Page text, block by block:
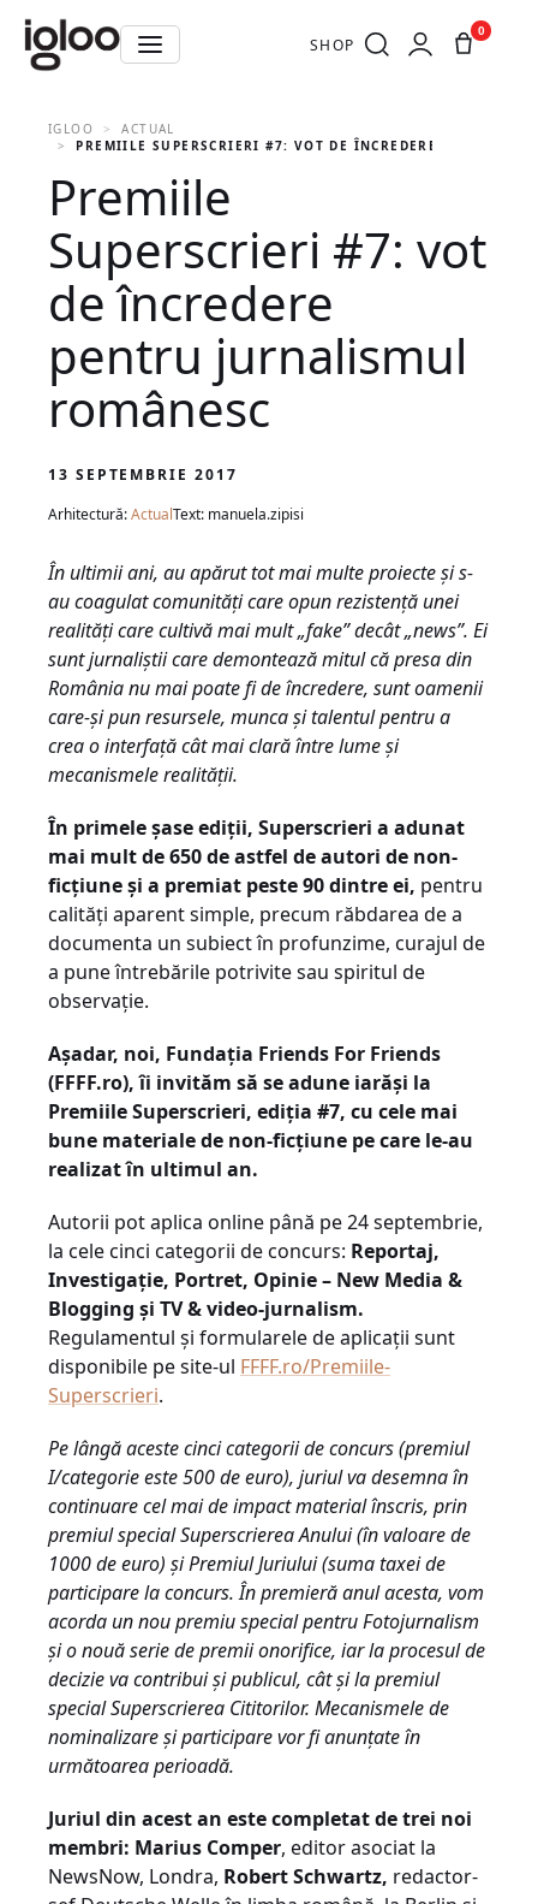
SHOP
0
IGLOO
ACTUAL
PREMIILE SUPERSCRIERI #7: VOT DE ÎNCREDERE PENTRU
Premiile
Superscrieri #7: vot
de încredere
pentru jurnalismul
românesc
13 SEPTEMBRIE 2017
Arhitectură:ActualText: manuela.zipisi
În ultimii ani, au apărut tot mai multe proiecte și s-
au coagulat comunități care opun rezistență unei
realități care cultivă mai mult „fake” decât „news”. Ei
sunt jurnaliștii care demontează mitul că presa din
România nu mai poate fi de încredere, sunt oamenii
care-și pun resursele, munca și talentul pentru a
crea o interfață cât mai clară între lume și
mecanismele realității.
În primele șase ediții, Superscrieri a adunat
mai mult de 650 de astfel de autori de non-
ficțiune și a premiat peste 90 dintre ei, pentru
calități aparent simple, precum răbdarea de a
documenta un subiect în profunzime, curajul de
a pune întrebările potrivite sau spiritul de
observație.
Așadar, noi, Fundația Friends For Friends
(FFFF.ro), îi invităm să se adune iarăși la
Premiile Superscrieri, ediția #7, cu cele mai
bune materiale de non-ficțiune pe care le-au
realizat în ultimul an.
Autorii pot aplica online până pe 24 septembrie,
la cele cinci categorii de concurs: Reportaj,
Investigație, Portret, Opinie – New Media &
Blogging și TV & video-jurnalism.
Regulamentul și formularele de aplicații sunt
disponibile pe site-ul FFFF.ro/Premiile-
Superscrieri.
Pe lângă aceste cinci categorii de concurs (premiul
I/categorie este 500 de euro), juriul va desemna în
continuare cel mai de impact material înscris, prin
premiul special Superscrierea Anului (în valoare de
1000 de euro) și Premiul Juriului (suma taxei de
participare la concurs. În premieră anul acesta, vom
acorda un nou premiu special pentru Fotojurnalism
și o nouă serie de premii onorifice, iar la procesul de
decizie va contribui și publicul, cât și la premiul
special Superscrierea Cititorilor. Mecanismele de
nominalizare și participare vor fi anunțate în
următoarea perioadă.
Juriul din acest an este completat de trei noi
membri: Marius Comper, editor asociat la
NewsNow, Londra, Robert Schwartz, redactor-